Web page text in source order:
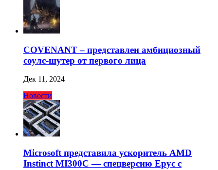
COVENANT – представлен амбициозный
соулс-шутер от первого лица
Дек 11, 2024
Новости
Microsoft представила ускоритель AMD
Instinct MI300C — спецверсию Epyc с